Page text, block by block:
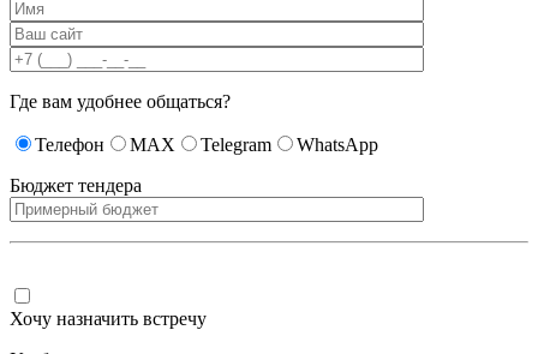
Где вам удобнее общаться?
Телефон MAX Telegram
WhatsApp
Бюджет тендера
Хочу назначить встречу